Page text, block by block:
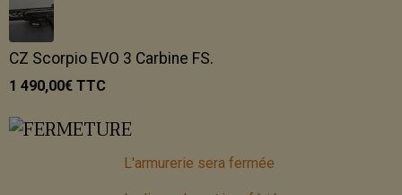
CZ Scorpio EVO 3 Carbine FS.
1 490,00€ TTC
L'armurerie sera fermée